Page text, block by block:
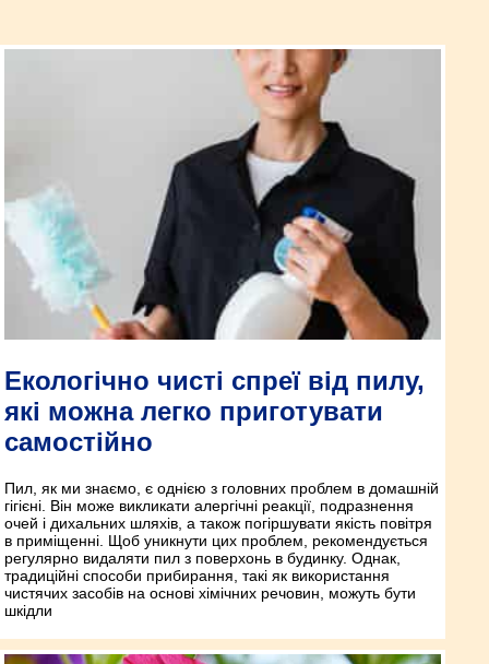
Екологічно чисті спреї від пилу,
які можна легко приготувати
самостійно
Пил, як ми знаємо, є однією з головних проблем в домашній
гігієні. Він може викликати алергічні реакції, подразнення
очей і дихальних шляхів, а також погіршувати якість повітря
в приміщенні. Щоб уникнути цих проблем, рекомендується
регулярно видаляти пил з поверхонь в будинку. Однак,
традиційні способи прибирання, такі як використання
чистячих засобів на основі хімічних речовин, можуть бути
шкідли